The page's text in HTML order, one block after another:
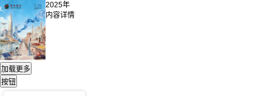
2025年
内容详情